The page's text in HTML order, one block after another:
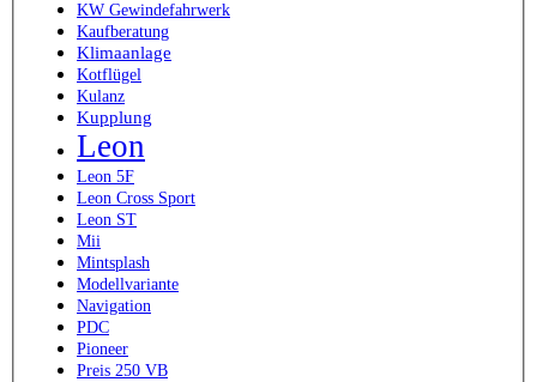
KW Gewindefahrwerk
Kaufberatung
Klimaanlage
Kotflügel
Kulanz
Kupplung
Leon
Leon 5F
Leon Cross Sport
Leon ST
Mii
Mintsplash
Modellvariante
Navigation
PDC
Pioneer
Preis 250 VB